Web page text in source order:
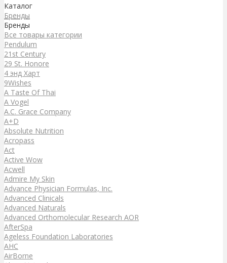
Каталог
Бренды
Бренды
Все товары категории
Pendulum
21st Century
29 St. Honore
4 энд Харт
9Wishes
A Taste Of Thai
A Vogel
A.C. Grace Company
A+D
Absolute Nutrition
Acropass
Act
Active Wow
Acwell
Admire My Skin
Advance Physician Formulas, Inc.
Advanced Clinicals
Advanced Naturals
Advanced Orthomolecular Research AOR
AfterSpa
Ageless Foundation Laboratories
AHC
AirBorne